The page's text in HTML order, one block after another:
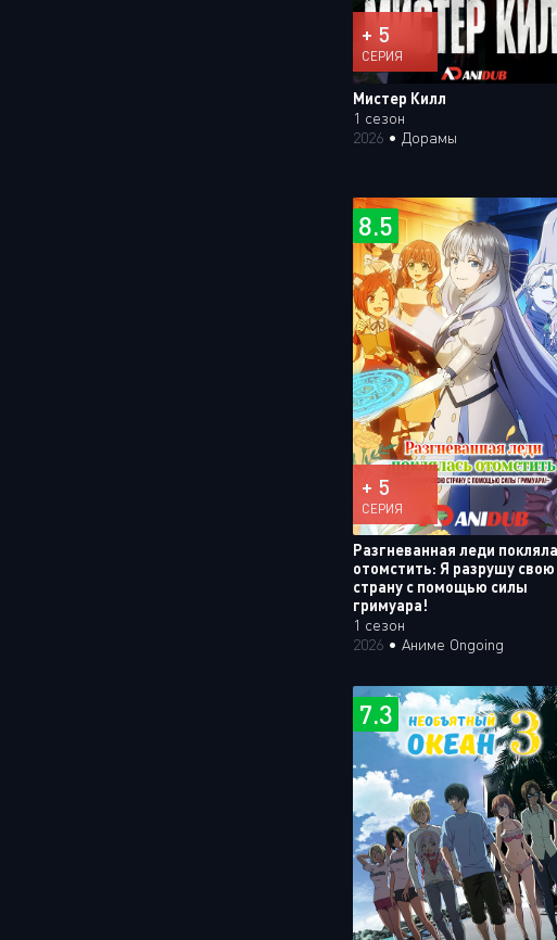
+ 5
СЕРИЯ
Мистер Килл
1 сезон
2026 • Дорамы
8.5
+ 5
СЕРИЯ
Разгневанная леди
отомстить: Я разрушу свою
страну с помощью силы
гримуара!
1 сезон
2026 • Аниме Ongoing
7.3